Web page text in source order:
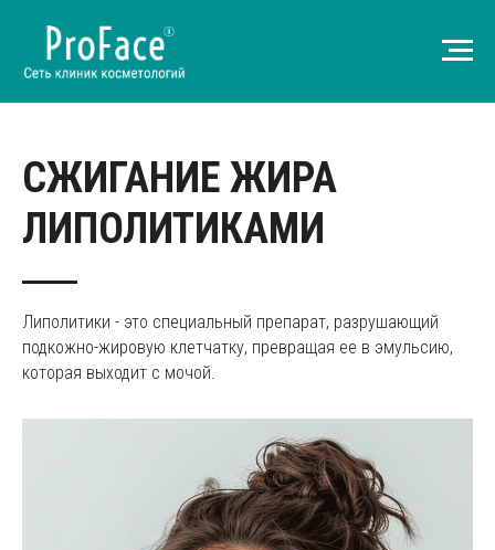
СЖИГАНИЕ ЖИРА
ЛИПОЛИТИКАМИ
Липолитики - это специальный препарат, разрушающий
подкожно-жировую клетчатку, превращая ее в эмульсию,
которая выходит с мочой.